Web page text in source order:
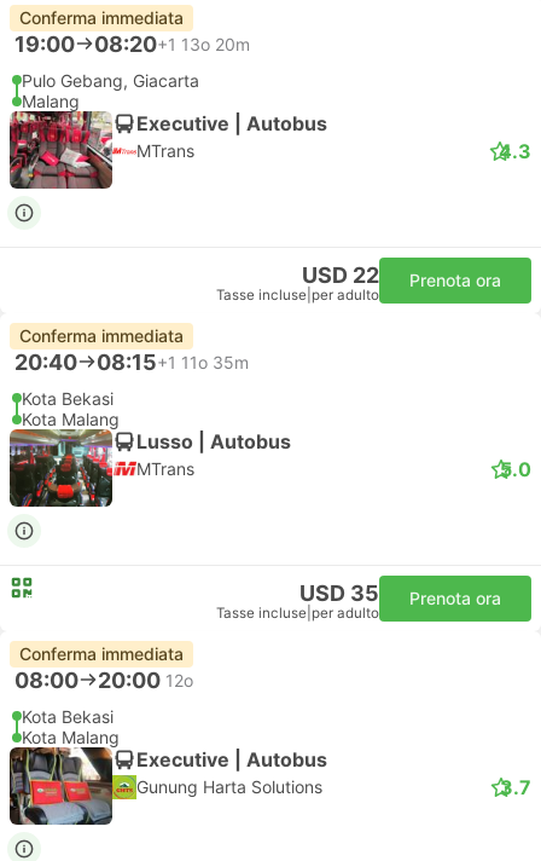
Conferma immediata
19:00 08:20+1 13o 20m
Pulo Gebang, Giacarta
Malang
Executive | Autobus
MTrans 4.3
USD 22
Tasse incluse per adulto
Prenota ora
Conferma immediata
20:40 08:15+1 11o 35m
Kota Bekasi
Kota Malang
Lusso | Autobus
MTrans 5.0
USD 35
Tasse incluse per adulto
Prenota ora
Conferma immediata
08:00 20:00 12o
Kota Bekasi
Kota Malang
Executive | Autobus
Gunung Harta Solutions 3.7